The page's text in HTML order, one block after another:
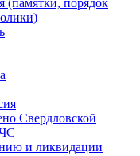
(памятки, порядок
Свердловской
и ликвидации